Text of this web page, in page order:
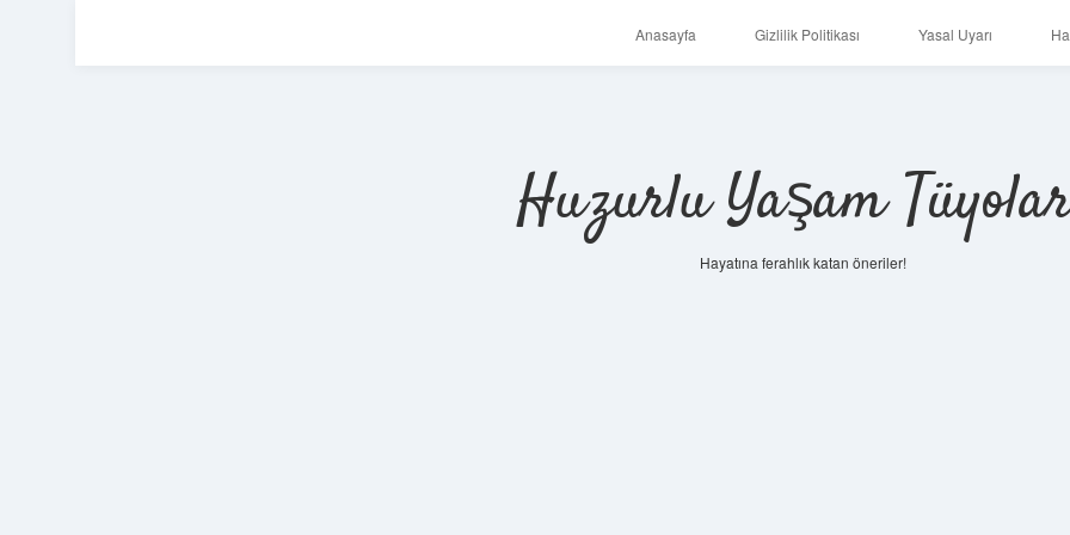
Anasayfa Gizlilik Politikası Yasal Uyarı
Huzurlu Yaşam
Hayatına ferahlık katan öneriler!